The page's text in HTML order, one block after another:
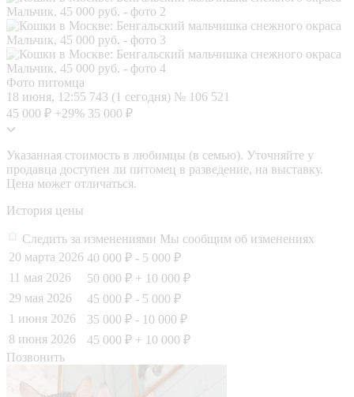
Фото питомца
18 июня, 12:55 743 (1 сегодня) № 106 521
45 000 ₽ +29% 35 000 ₽
Указанная стоимость в любимцы (в семью). Уточняйте у
продавца доступен ли питомец в разведение, на выставку.
Цена может отличаться.
История цены
Следить за изменениями Мы сообщим об изменениях
20 марта 2026 40 000 ₽ - 5 000 ₽
11 мая 2026
50 000 ₽ + 10 000 ₽
29 мая 2026
45 000 ₽ - 5 000 ₽
1 июня 2026
35 000 ₽ - 10 000 ₽
8 июня 2026
45 000 ₽ + 10 000 ₽
Позвонить